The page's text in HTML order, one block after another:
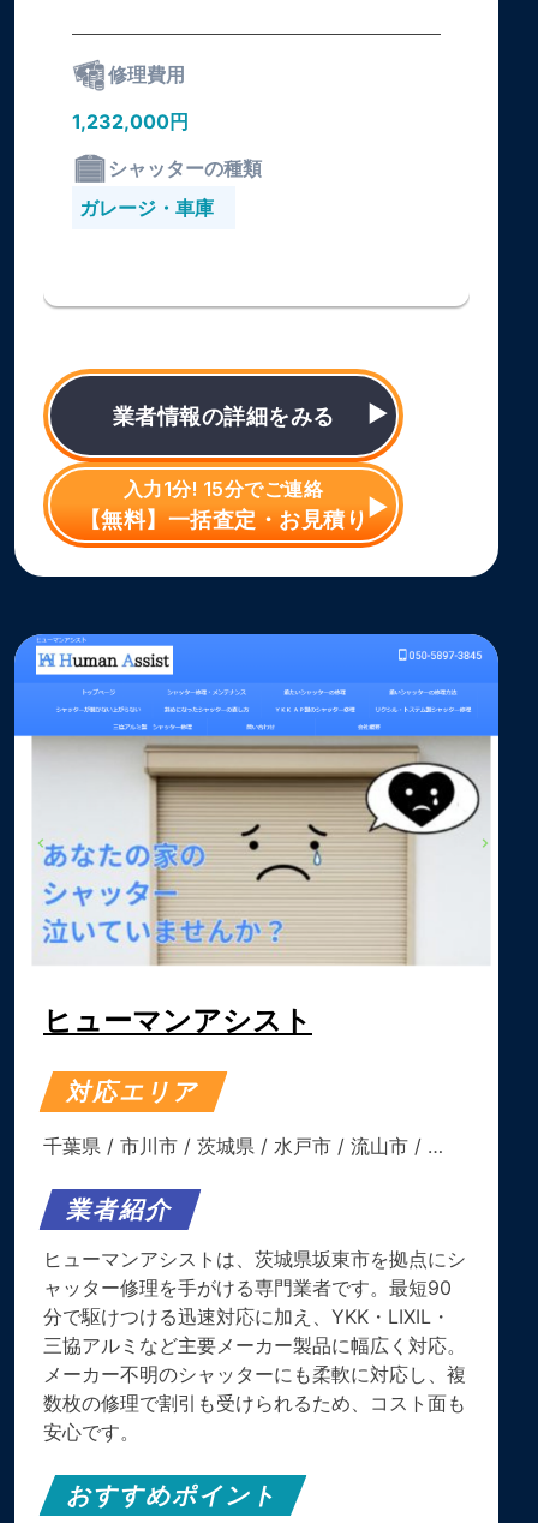
修理費用
1,232,000円
シャッターの種類
ガレージ・車庫
業者情報の詳細をみる
入力1分! 15分でご連絡
【無料】一括査定・お見積り
ヒューマンアシスト
対応エリア
千葉県 / 市川市 / 茨城県 / 水戸市 / 流山市 / …
業者紹介
ヒューマンアシストは、茨城県坂東市を拠点にシ
ャッター修理を手がける専門業者です。最短90
分で駆けつける迅速対応に加え、YKK・LIXIL・
三協アルミなど主要メーカー製品に幅広く対応。
メーカー不明のシャッターにも柔軟に対応し、複
数枚の修理で割引も受けられるため、コスト面も
安心です。
おすすめポイント